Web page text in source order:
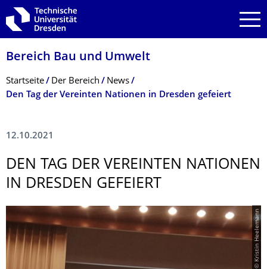
Zur Hauptnavigation springen
Zur Suche springen
Zum Inhalt springen
Bereich Bau und Umwelt
Breadcrumb-Menü
Startseite Der Bereich
News
Den Tag der Vereinten Nationen in Dresden gefeiert
12.10.2021
DEN TAG DER VEREINTEN NATIONEN
IN DRESDEN GEFEIERT
© Kristin Heelemann